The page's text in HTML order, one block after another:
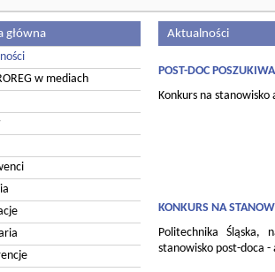
główna
w mediach
Aktualności
POST-DOC
Konkurs na
KONKURS NA
Politechnika Śląska,
stanowisko post-doca